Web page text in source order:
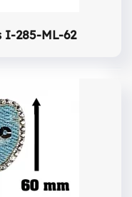
285-ML-62